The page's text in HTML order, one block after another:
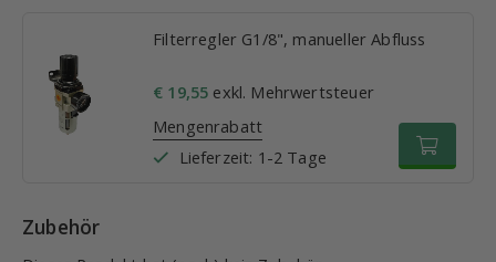
Filterregler G1/8", manueller Abfluss
€ 19,55 exkl. Mehrwertsteuer
Mengenrabatt
Lieferzeit: 1-2 Tage
Zubehör